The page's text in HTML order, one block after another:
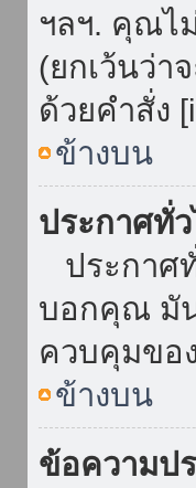
ฯลฯ. คุณไ
(ยกเว้นว่า
ด้วยคำสั่ง
ข้างบน
ประกาศทั่
ประกาศ
บอกคุณ มั
ควบคุมขอ
ข้างบน
ข้อความป